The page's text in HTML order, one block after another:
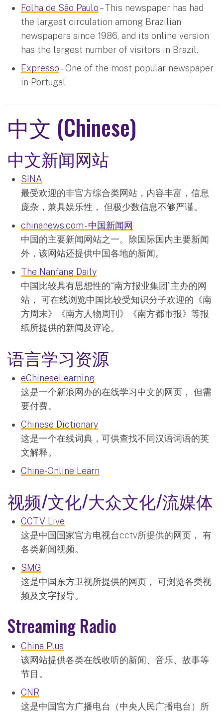
Folha de São Paulo– This newspaper has had
the largest circulation among Brazilian
newspapers since 1986, and its online version
has the largest number of visitors in Brazil.
Expresso– One of the most popular newspaper
in Portugal
中文 (Chinese)
中文新闻网站
SINA
最受欢迎的非官方综合类网站，内容丰富，信息
庞杂，兼具娱乐性， 但极少数信息不够严谨。
chinanews.com - 中国新闻网
中国的主要新闻网站之一。除国际国内主要新闻
外，该网站还提供中国各地的新闻。
The Nanfang Daily
中国比较具有思想性的“南方报业集团”主办的网
站， 可在线浏览中国比较受知识分子欢迎的《南
方周末》《南方人物周刊》《南方都市报》等报
纸所提供的新闻及评论。
语言学习资源
eChineseLearning
这是一个新浪网办的在线学习中文的网页， 但需
要付费。
Chinese Dictionary
这是一个在线词典，可供查找不同汉语词语的英
文解释。
Chine-Online Learn
视频/文化/大众文化/流媒体
CCTV Live
这是中国国家官方电视台cctv所提供的网页， 有
各类新闻视频。
SMG
这是中国东方卫视所提供的网页， 可浏览各类视
频及文字报导。
Streaming Radio
China Plus
该网站提供各类在线收听的新闻、音乐、故事等
节目。
CNR
这是中国官方广播电台（中央人民广播电台）所